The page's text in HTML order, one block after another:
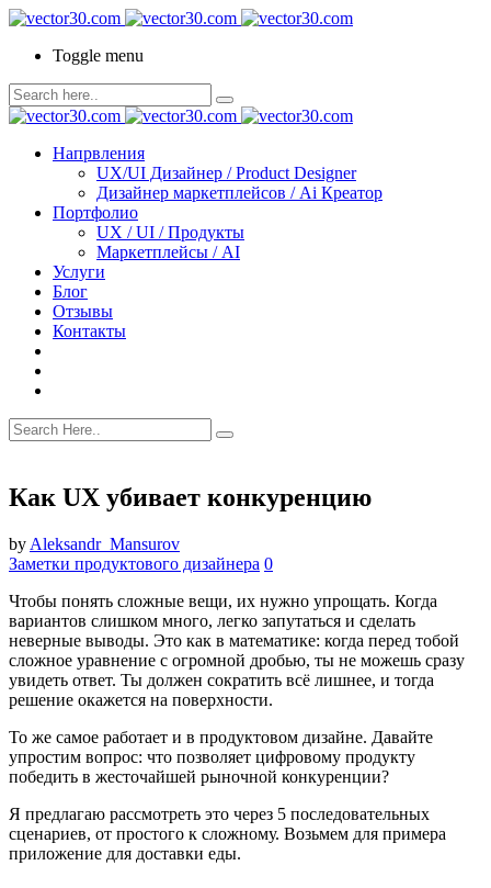
Toggle menu
Напрвления
UX/UI Дизайнер / Product Designer
Дизайнер маркетплейсов / Ai Креатор
Портфолио
UX / UI / Продукты
Маркетплейсы / AI
Услуги
Блог
Отзывы
Контакты
Как UX убивает конкуренцию
by Aleksandr_Mansurov
Заметки продуктового дизайнера 0
Чтобы понять сложные вещи, их нужно упрощать. Когда
вариантов слишком много, легко запутаться и сделать
неверные выводы. Это как в математике: когда перед тобой
сложное уравнение с огромной дробью, ты не можешь сразу
увидеть ответ. Ты должен сократить всё лишнее, и тогда
решение окажется на поверхности.
То же самое работает и в продуктовом дизайне. Давайте
упростим вопрос: что позволяет цифровому продукту
победить в жесточайшей рыночной конкуренции?
Я предлагаю рассмотреть это через 5 последовательных
сценариев, от простого к сложному. Возьмем для примера
приложение для доставки еды.